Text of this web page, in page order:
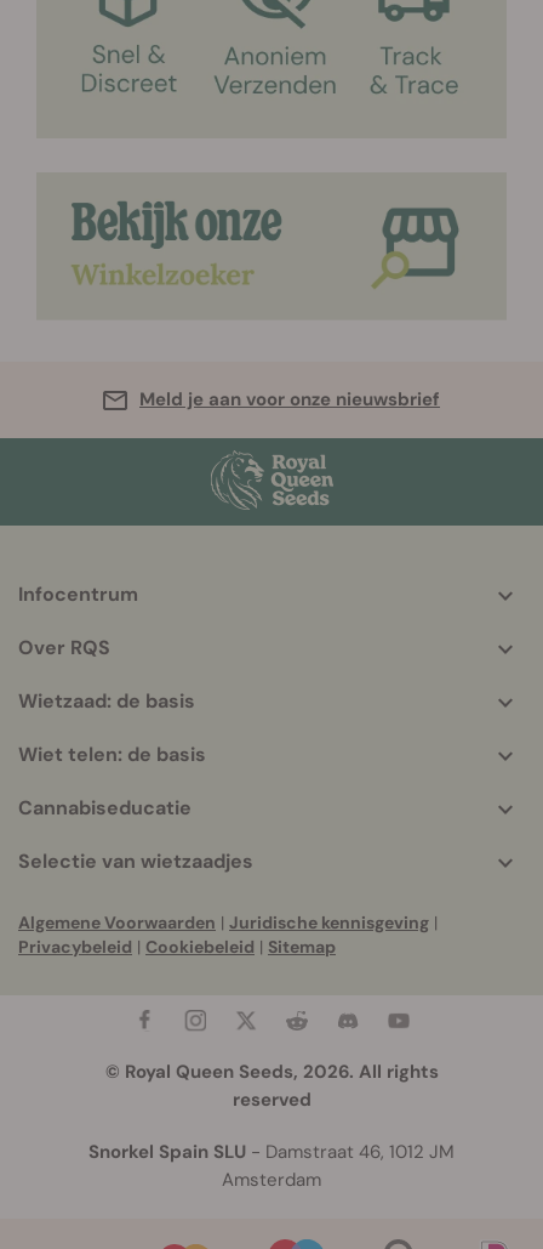
Meld je aan voor onze nieuwsbrief
info
Infocentrum
Over RQS
Wietzaad: de basis
Wiet telen: de basis
Cannabiseducatie
Selectie van wietzaadjes
Algemene Voorwaarden | Juridische kennisgeving |
Privacybeleid | Cookiebeleid | Sitemap
© Royal Queen Seeds, 2026. All rights
reserved
Snorkel Spain SLU - Damstraat 46, 1012 JM
Amsterdam